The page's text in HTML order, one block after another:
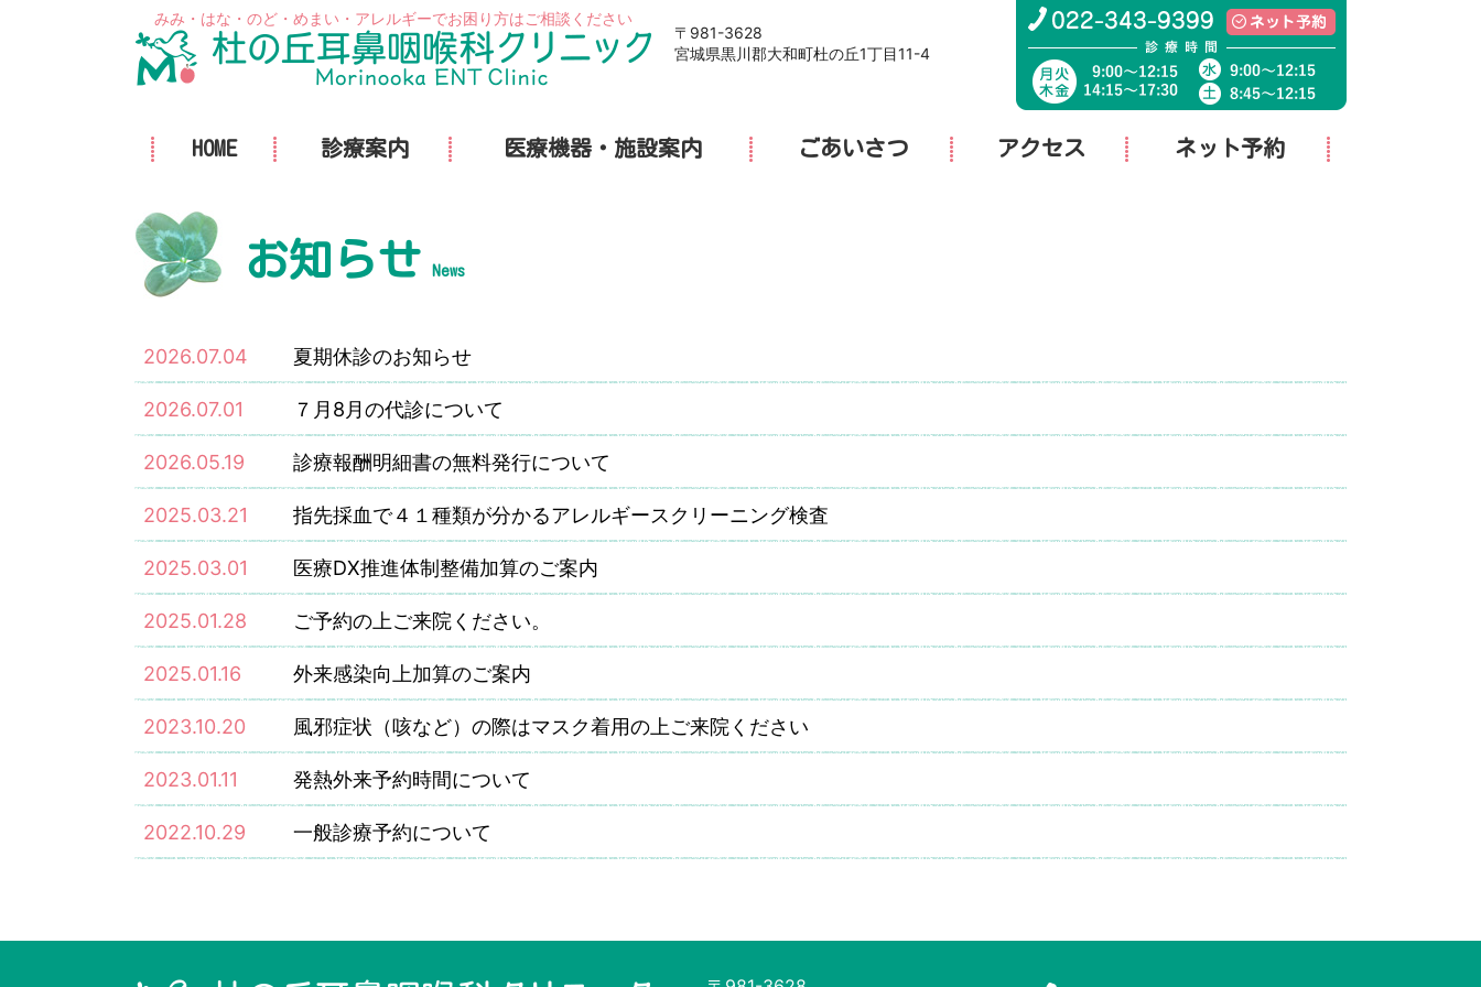
みみ・はな・のど・めまい・アレルギーでお困り方はご相談ください
〒981-3628
宮城県黒川郡大和町杜の丘1丁目11-4
HOME 診療案内 医療機器・施設案内 ごあいさつ アクセス ネット予約
お知らせ News
2026.07.04 夏期休診のお知らせ
2026.07.01 ７月8月の代診について
2026.05.19 診療報酬明細書の無料発行について
2025.03.21 指先採血で４１種類が分かるアレルギースクリーニング検査
2025.03.01 医療DX推進体制整備加算のご案内
2025.01.28 ご予約の上ご来院ください。
2025.01.16 外来感染向上加算のご案内
2023.10.20 風邪症状（咳など）の際はマスク着用の上ご来院ください
2023.01.11 発熱外来予約時間について
2022.10.29 一般診療予約について